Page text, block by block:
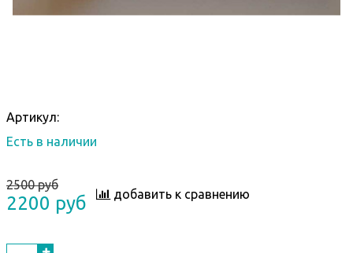
Артикул:
Есть в наличии
2500 руб
2200 руб добавить к сравнению